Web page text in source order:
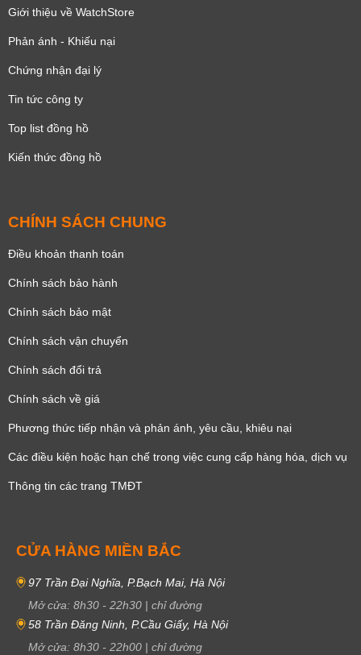
Giới thiệu về WatchStore
Phản ánh - Khiếu nại
Chứng nhận đại lý
Tin tức công ty
Top list đồng hồ
Kiến thức đồng hồ
CHÍNH SÁCH CHUNG
Điều khoản thanh toán
Chính sách bảo hành
Chính sách bảo mật
Chính sách vận chuyển
Chính sách đổi trả
Chính sách về giá
Phương thức tiếp nhận và phản ánh, yêu cầu, khiêu nại
Các điều kiện hoặc hạn chế trong việc cung cấp hàng hóa, dịch vụ
Thông tin các trang TMĐT
CỬA HÀNG MIỀN BẮC
97 Trần Đại Nghĩa, P.Bạch Mai, Hà Nội
Mở cửa: 8h30 - 22h30 | chỉ đường
58 Trần Đăng Ninh, P.Cầu Giấy, Hà Nội
Mở cửa: 8h30 - 22h00 | chỉ đường